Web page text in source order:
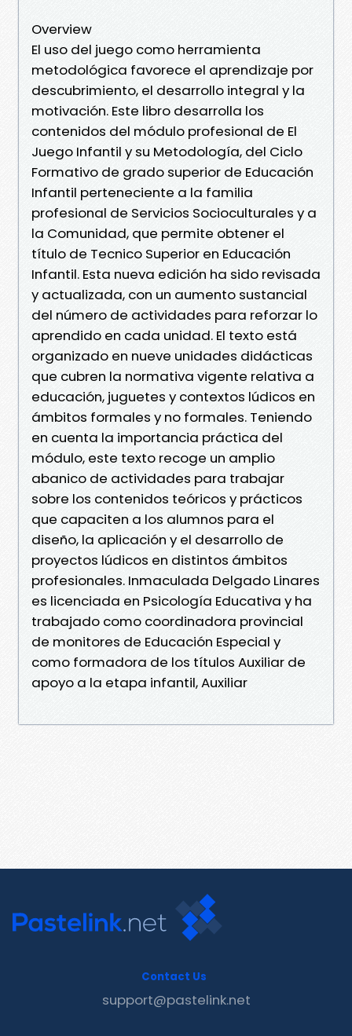
Overview
El uso del juego como herramienta
metodológica favorece el aprendizaje por
descubrimiento, el desarrollo integral y la
motivación. Este libro desarrolla los
contenidos del módulo profesional de El
Juego Infantil y su Metodología, del Ciclo
Formativo de grado superior de Educación
Infantil perteneciente a la familia
profesional de Servicios Socioculturales y a
la Comunidad, que permite obtener el
título de Tecnico Superior en Educación
Infantil. Esta nueva edición ha sido revisada
y actualizada, con un aumento sustancial
del número de actividades para reforzar lo
aprendido en cada unidad. El texto está
organizado en nueve unidades didácticas
que cubren la normativa vigente relativa a
educación, juguetes y contextos lúdicos en
ámbitos formales y no formales. Teniendo
en cuenta la importancia práctica del
módulo, este texto recoge un amplio
abanico de actividades para trabajar
sobre los contenidos teóricos y prácticos
que capaciten a los alumnos para el
diseño, la aplicación y el desarrollo de
proyectos lúdicos en distintos ámbitos
profesionales. Inmaculada Delgado Linares
es licenciada en Psicología Educativa y ha
trabajado como coordinadora provincial
de monitores de Educación Especial y
como formadora de los títulos Auxiliar de
apoyo a la etapa infantil, Auxiliar
Contact Us
support@pastelink.net